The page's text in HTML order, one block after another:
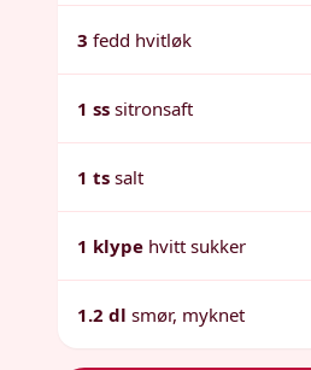
3 fedd hvitløk
1 ss sitronsaft
1 ts salt
1 klype hvitt sukker
1.2 dl smør, myknet